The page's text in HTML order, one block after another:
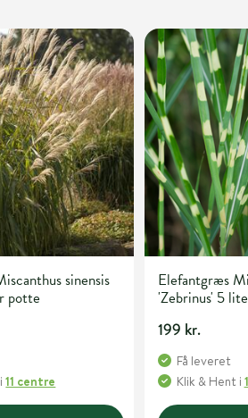
sinensis
potte
i11 centre
Elefantgræs
'Zebrinus' 5
199 kr.
Få leveret
Klik & Hent i